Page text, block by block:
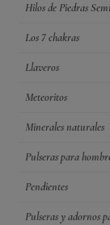
Hilos de Piedras
Los 7 chakras
Llaveros
Meteoritos
Minerales naturales
Pulseras para
Pendientes
Pulseras y adornos